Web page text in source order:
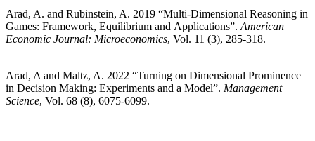
Arad, A. and Rubinstein, A. 2019 “Multi-Dimensional Reasoning in
Games: Framework, Equilibrium and Applications”. American
Economic Journal: Microeconomics, Vol. 11 (3), 285-318.
Arad, A and Maltz, A. 2022 “Turning on Dimensional Prominence
in Decision Making: Experiments and a Model”. Management
Science, Vol. 68 (8), 6075-6099.